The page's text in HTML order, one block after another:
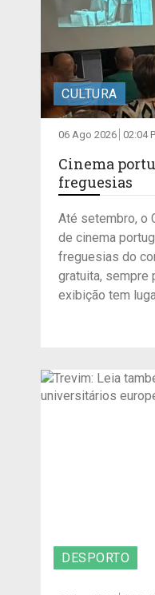
CULTURA
06 Ago 2026 02:04
Cinema
freguesias
Até setembro, o
de cinema
freguesias do
gratuita, sempre
exibição tem
DESPORTO